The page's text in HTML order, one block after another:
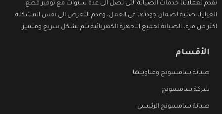
نقدم لعملائنا خدمات الصيانة التى تصل الى عدة سنوات مع توفير قطع
الغيار الاصلية لضمان جودتها فى العمل، وعدم التعرض الى نفس المشكلة
اكثر من مرة، الصيانة لجميع الاجهزة الكهربائية تتم بشكل سريع ومتميز.
الأقسام
صيانة سامسونج وعناوينها
شركة سامسونج
صيانة سامسونج الرئيسي